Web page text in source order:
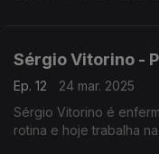
Sérgio Vitorino -
Ep. 12
24 mar. 2025
Sérgio Vitorino é
rotina e hoje trabalha